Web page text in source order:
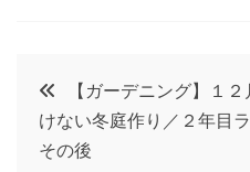
投
稿
【ガーデニング】１
けない冬庭作り／２年目
その後